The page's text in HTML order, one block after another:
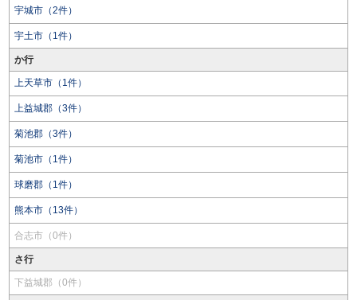
宇城市（2件）
宇土市（1件）
か行
上天草市（1件）
上益城郡（3件）
菊池郡（3件）
菊池市（1件）
球磨郡（1件）
熊本市（13件）
合志市（0件）
さ行
下益城郡（0件）